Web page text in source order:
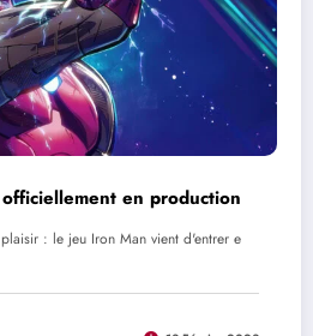
en production
: le jeu Iron Man vient d'entrer e